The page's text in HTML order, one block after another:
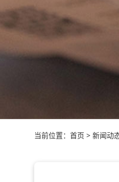
当前位置：首页 > 新闻动